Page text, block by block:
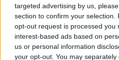
targeted advertising by us,
section to confirm your selection.
opt-out request is processed you
interest-based ads based on
us or personal information
your opt-out. You may
"Aspetto fondamentale è quello
sono stati introdotti i dirigenti nella
quello di equipararla ad un’azienda
ancora molto da lavorare. C’è un
un’azienda privata, ma non c’è,